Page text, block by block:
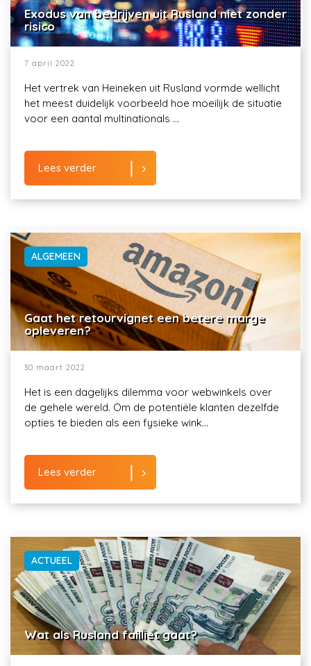
Exodus van bedrijven uit Rusland niet zonder
risico
7 april 2022
Het vertrek van Heineken uit Rusland vormde wellicht
het meest duidelijk voorbeeld hoe moeilijk de situatie
voor een aantal multinationals ...
Lees verder
ALGEMEEN
Gaat het retourvignet een betere marge
opleveren?
30 maart 2022
Het is een dagelijks dilemma voor webwinkels over
de gehele wereld. Om de potentiële klanten dezelfde
opties te bieden als een fysieke wink...
Lees verder
ACTUEEL
Wat als Rusland failliet gaat?